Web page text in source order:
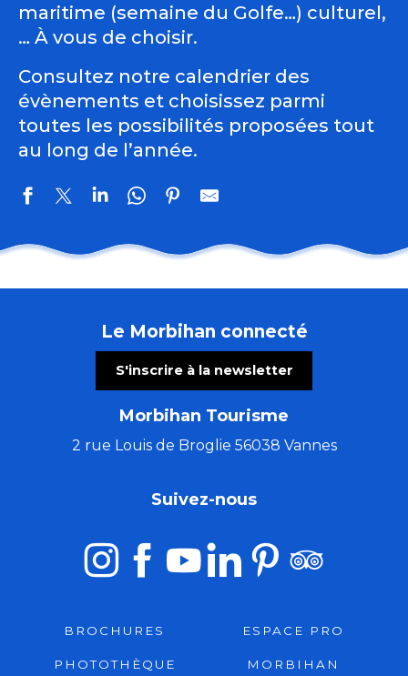
maritime (semaine du Golfe…) culturel,
… À vous de choisir.
Consultez notre calendrier des
évènements et choisissez parmi
toutes les possibilités proposées tout
au long de l’année.
Participez à l'Eté qui sauve
Concours Couleurs de Bretagne
Fête de la Sardine
Puces de Mer - Vide grenier des Marins
Les Crêtes brûlées - Hyperpunk Folk
Fêtes locales #1 & #2
Le Morbihan connecté
S'inscrire à la newsletter
Morbihan Tourisme
2 rue Louis de Broglie 56038 Vannes
Suivez-nous
BROCHURES ESPACE PRO
PHOTOTHÈQUE
MORBIHAN